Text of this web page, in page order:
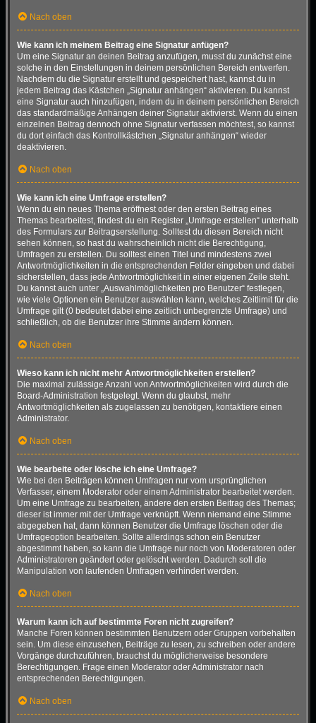
Nach oben
Wie kann ich meinem Beitrag eine Signatur anfügen?
Um eine Signatur an deinen Beitrag anzufügen, musst du zunächst eine
solche in den Einstellungen in deinem persönlichen Bereich entwerfen.
Nachdem du die Signatur erstellt und gespeichert hast, kannst du in
jedem Beitrag das Kästchen „Signatur anhängen“ aktivieren. Du kannst
eine Signatur auch hinzufügen, indem du in deinem persönlichen Bereich
das standardmäßige Anhängen deiner Signatur aktivierst. Wenn du einen
einzelnen Beitrag dennoch ohne Signatur verfassen möchtest, so kannst
du dort einfach das Kontrollkästchen „Signatur anhängen“ wieder
deaktivieren.
Nach oben
Wie kann ich eine Umfrage erstellen?
Wenn du ein neues Thema eröffnest oder den ersten Beitrag eines
Themas bearbeitest, findest du ein Register „Umfrage erstellen“ unterhalb
des Formulars zur Beitragserstellung. Solltest du diesen Bereich nicht
sehen können, so hast du wahrscheinlich nicht die Berechtigung,
Umfragen zu erstellen. Du solltest einen Titel und mindestens zwei
Antwortmöglichkeiten in die entsprechenden Felder eingeben und dabei
sicherstellen, dass jede Antwortmöglichkeit in einer eigenen Zeile steht.
Du kannst auch unter „Auswahlmöglichkeiten pro Benutzer“ festlegen,
wie viele Optionen ein Benutzer auswählen kann, welches Zeitlimit für die
Umfrage gilt (0 bedeutet dabei eine zeitlich unbegrenzte Umfrage) und
schließlich, ob die Benutzer ihre Stimme ändern können.
Nach oben
Wieso kann ich nicht mehr Antwortmöglichkeiten erstellen?
Die maximal zulässige Anzahl von Antwortmöglichkeiten wird durch die
Board-Administration festgelegt. Wenn du glaubst, mehr
Antwortmöglichkeiten als zugelassen zu benötigen, kontaktiere einen
Administrator.
Nach oben
Wie bearbeite oder lösche ich eine Umfrage?
Wie bei den Beiträgen können Umfragen nur vom ursprünglichen
Verfasser, einem Moderator oder einem Administrator bearbeitet werden.
Um eine Umfrage zu bearbeiten, ändere den ersten Beitrag des Themas;
dieser ist immer mit der Umfrage verknüpft. Wenn niemand eine Stimme
abgegeben hat, dann können Benutzer die Umfrage löschen oder die
Umfrageoption bearbeiten. Sollte allerdings schon ein Benutzer
abgestimmt haben, so kann die Umfrage nur noch von Moderatoren oder
Administratoren geändert oder gelöscht werden. Dadurch soll die
Manipulation von laufenden Umfragen verhindert werden.
Nach oben
Warum kann ich auf bestimmte Foren nicht zugreifen?
Manche Foren können bestimmten Benutzern oder Gruppen vorbehalten
sein. Um diese einzusehen, Beiträge zu lesen, zu schreiben oder andere
Vorgänge durchzuführen, brauchst du möglicherweise besondere
Berechtigungen. Frage einen Moderator oder Administrator nach
entsprechenden Berechtigungen.
Nach oben